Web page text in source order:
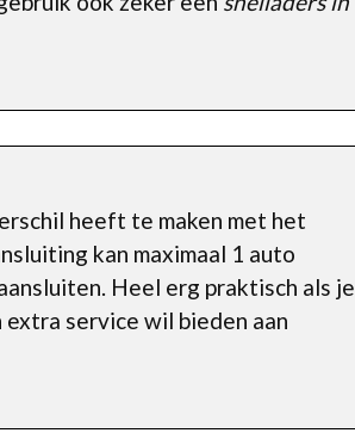
heeft te maken met het
kan maximaal 1 auto
Heel erg praktisch als je
service wil bieden aan